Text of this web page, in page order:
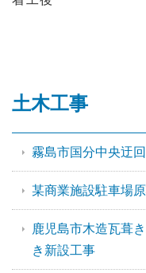
土木工事
霧島市国分中央迂
某商業施設駐車場
鹿児島市木造瓦葺
き新設工事